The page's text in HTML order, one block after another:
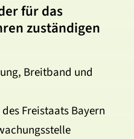
für das
zuständigen
Breitband und
Freistaats Bayern